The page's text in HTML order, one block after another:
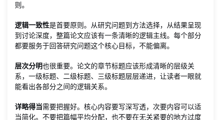
则。
逻辑一致性是首要原则。从研究问题到方法选择，从结果呈现
到讨论深度，整篇论文应该有一条清晰的逻辑主线。每个部分
都要服务于回答研究问题这个核心目标，不能偏离。
层次分明也很重要。论文的章节标题应该形成清晰的层级关
系，一级标题、二级标题、三级标题层层递进，让读者一眼就
能看出各部分之间的逻辑关系。
详略得当需要把握好。核心内容要写深写透，次要内容可以适
当简化。不要把篇幅平均分配，也不要在无关紧要的地方过度